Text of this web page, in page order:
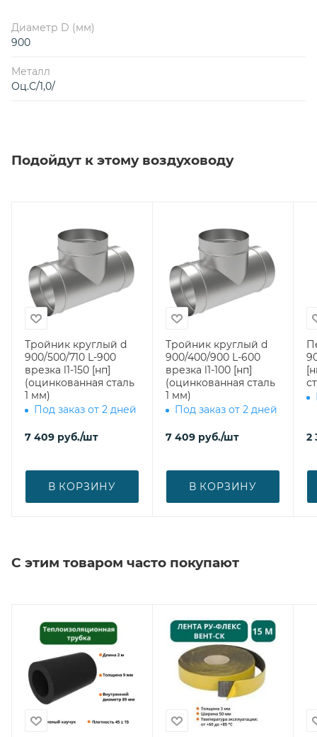
Диаметр D (мм)
900
Металл
Оц.С/1,0/
Подойдут к этому воздуховоду
Тройник круглый d
900/500/710 L-900
врезка l1-150 [нп]
(оцинкованная сталь
1 мм)
Под заказ от 2 дней
7 409 руб./шт
В КОРЗИНУ
Тройник круглый d
900/400/900 L-600
врезка l1-100 [нп]
(оцинкованная сталь
1 мм)
Под заказ от 2 дней
7 409 руб./шт
В КОРЗИНУ
2
С этим товаром часто покупают